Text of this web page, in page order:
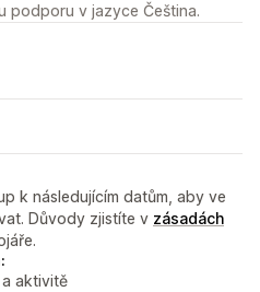
podporu v jazyce Čeština.
k následujícím datům, aby ve
Důvody zjistíte v zásadách
aktivitě